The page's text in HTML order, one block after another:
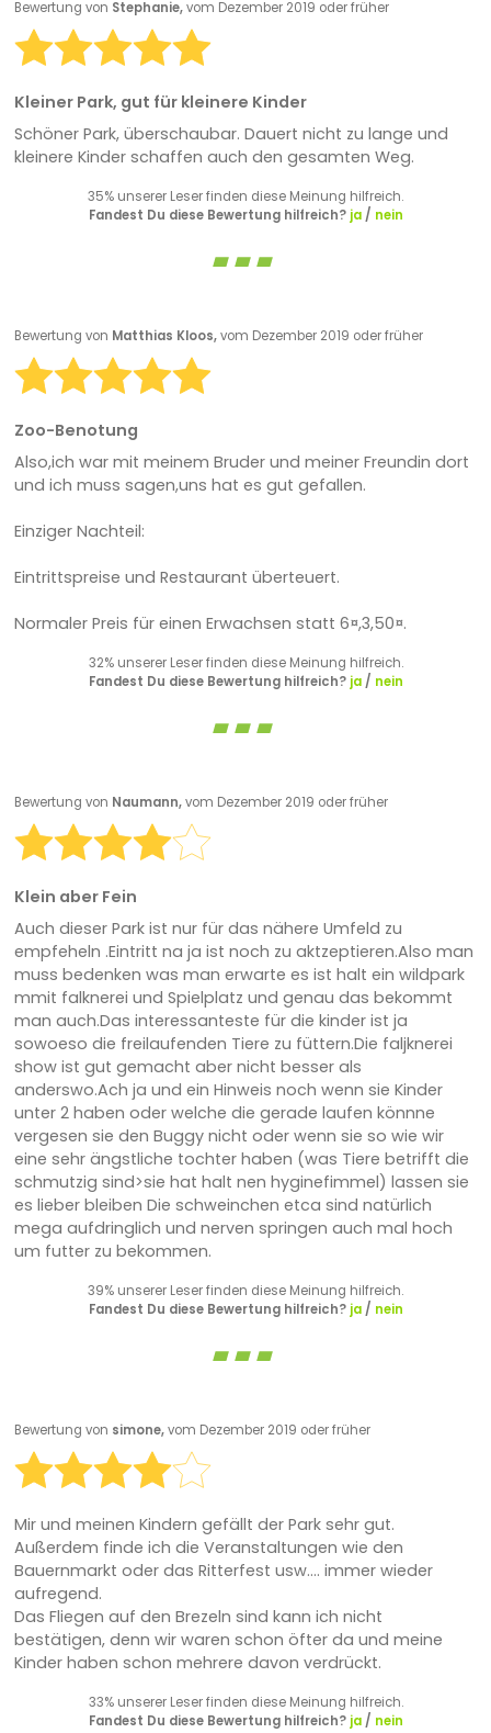
Bewertung von Stephanie,vom Dezember 2019 oder früher
Kleiner Park, gut für kleinere Kinder
Schöner Park, überschaubar. Dauert nicht zu lange und
kleinere Kinder schaffen auch den gesamten Weg.
35% unserer Leser finden diese Meinung hilfreich.
Fandest Du diese Bewertung hilfreich? ja/ nein
Bewertung von Matthias Kloos,vom Dezember 2019 oder früher
Zoo-Benotung
Also,ich war mit meinem Bruder und meiner Freundin dort
und ich muss sagen,uns hat es gut gefallen.
Einziger Nachteil:
Eintrittspreise und Restaurant überteuert.
Normaler Preis für einen Erwachsen statt 6¤,3,50¤.
32% unserer Leser finden diese Meinung hilfreich.
Fandest Du diese Bewertung hilfreich? ja/ nein
Bewertung von Naumann,vom Dezember 2019 oder früher
Klein aber Fein
Auch dieser Park ist nur für das nähere Umfeld zu
empfeheln .Eintritt na ja ist noch zu aktzeptieren.Also man
muss bedenken was man erwarte es ist halt ein wildpark
mmit falknerei und Spielplatz und genau das bekommt
man auch.Das interessanteste für die kinder ist ja
sowoeso die freilaufenden Tiere zu füttern.Die faljknerei
show ist gut gemacht aber nicht besser als
anderswo.Ach ja und ein Hinweis noch wenn sie Kinder
unter 2 haben oder welche die gerade laufen könnne
vergesen sie den Buggy nicht oder wenn sie so wie wir
eine sehr ängstliche tochter haben (was Tiere betrifft die
schmutzig sind>sie hat halt nen hyginefimmel) lassen sie
es lieber bleiben Die schweinchen etca sind natürlich
mega aufdringlich und nerven springen auch mal hoch
um futter zu bekommen.
39% unserer Leser finden diese Meinung hilfreich.
Fandest Du diese Bewertung hilfreich? ja/ nein
Bewertung von simone,vom Dezember 2019 oder früher
Mir und meinen Kindern gefällt der Park sehr gut.
Außerdem finde ich die Veranstaltungen wie den
Bauernmarkt oder das Ritterfest usw.... immer wieder
aufregend.
Das Fliegen auf den Brezeln sind kann ich nicht
bestätigen, denn wir waren schon öfter da und meine
Kinder haben schon mehrere davon verdrückt.
33% unserer Leser finden diese Meinung hilfreich.
Fandest Du diese Bewertung hilfreich? ja/ nein